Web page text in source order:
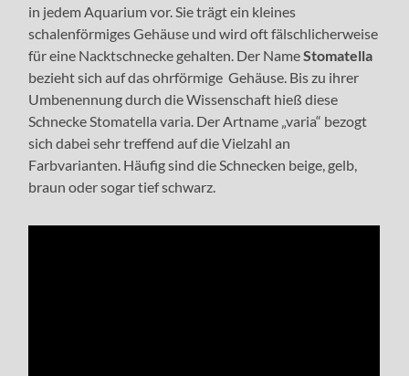
in jedem Aquarium vor. Sie trägt ein kleines
schalenförmiges Gehäuse und wird oft fälschlicherweise
für eine Nacktschnecke gehalten. Der NameStomatella
bezieht sich auf das ohrförmige Gehäuse. Bis zu ihrer
Umbenennung durch die Wissenschaft hieß diese
Schnecke Stomatella varia. Der Artname „varia“ bezogt
sich dabei sehr treffend auf die Vielzahl an
Farbvarianten. Häufig sind die Schnecken beige, gelb,
braun oder sogar tief schwarz.